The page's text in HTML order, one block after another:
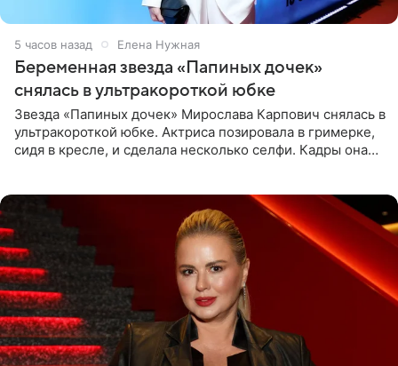
5 часов назад Елена Нужная
Беременная звезда «Папиных дочек»
снялась в ультракороткой юбке
Звезда «Папиных дочек» Мирослава Карпович снялась в
ультракороткой юбке. Актриса позировала в гримерке,
сидя в кресле, и сделала несколько селфи. Кадры она